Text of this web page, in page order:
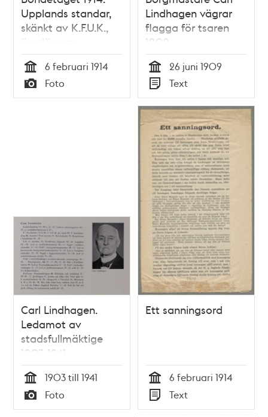
Upplands standar,
skänkt av K.F.U.K.,
överlämnas.
Tid
6 februari 1914
Typ
Foto
Lindhagen vägrar
flagga för tsaren
1909
Tid
26 juni 1909
Typ
Text
Carl Lindhagen.
Ledamot av
stadsfullmäktige
1903-1941
Tid
1903 till 1941
Typ
Foto
Ett sanningsord
Tid
6 februari 1914
Typ
Text